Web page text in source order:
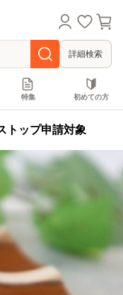
詳細検索
特集 初めての方
トップ申請対象